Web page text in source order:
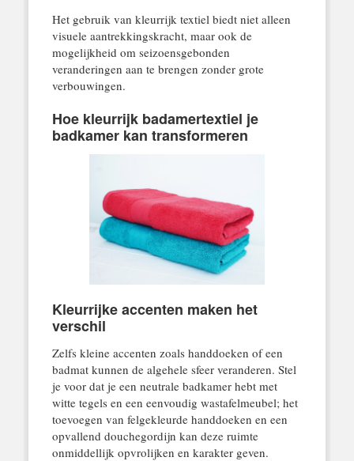
Het gebruik van kleurrijk textiel biedt niet alleen
visuele aantrekkingskracht, maar ook de
mogelijkheid om seizoensgebonden
veranderingen aan te brengen zonder grote
verbouwingen.
Hoe kleurrijk badamertextiel je
badkamer kan transformeren
Kleurrijke accenten maken het
verschil
Zelfs kleine accenten zoals handdoeken of een
badmat kunnen de algehele sfeer veranderen. Stel
je voor dat je een neutrale badkamer hebt met
witte tegels en een eenvoudig wastafelmeubel; het
toevoegen van felgekleurde handdoeken en een
opvallend douchegordijn kan deze ruimte
onmiddellijk opvrolijken en karakter geven.